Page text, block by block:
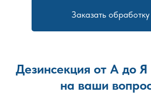
Заказать обработку
Дезинсекция от А до
на ваши